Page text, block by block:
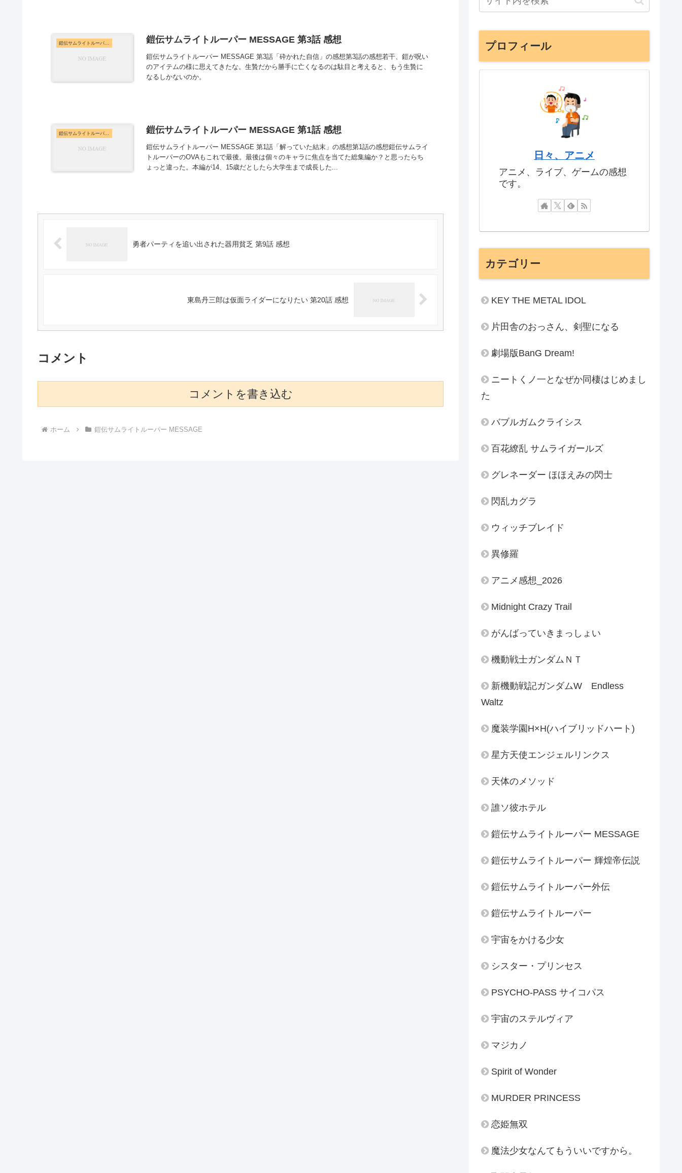
鎧伝サムライトルーパー MESSAGE 鎧伝サムライトルーパー MESSAGE 第3話 感想
鎧伝サムライトルーパー MESSAGE 第3話「砕かれた自信」の感想第3話の感想若干、鎧が呪い
のアイテムの様に思えてきたな。生贄だから勝手に亡くなるのは駄目と考えると、もう生贄に
なるしかないのか。
鎧伝サムライトルーパー MESSAGE 第1話 感想
鎧伝サムライトルーパー MESSAGE 第1話「解っていた結末」の感想第1話の感想鎧伝サムライ
トルーパーのOVAもこれで最後。最後は個々のキャラに焦点を当てた総集編か？と思ったらち
ょっと違った。本編が14、15歳だとしたら大学生まで成長した...
勇者パーティを追い出された器用貧乏 第9話 感想
東島丹三郎は仮面ライダーになりたい 第20話 感想
コメント
コメントを書き込む
ホーム 鎧伝サムライトルーパー MESSAGE
プロフィール
日々、アニメ
アニメ、ライブ、ゲームの感想
です。
カテゴリー
KEY THE METAL IDOL
片田舎のおっさん、剣聖になる
劇場版BanG Dream!
ニートくノ一となぜか同棲はじめまし
た
バブルガムクライシス
百花繚乱 サムライガールズ
グレネーダー ほほえみの閃士
閃乱カグラ
ウィッチブレイド
異修羅
アニメ感想_2026
Midnight Crazy Trail
がんばっていきまっしょい
機動戦士ガンダムＮＴ
新機動戦記ガンダムW Endless
Waltz
魔装学園H×H(ハイブリッドハート)
星方天使エンジェルリンクス
天体のメソッド
誰ソ彼ホテル
鎧伝サムライトルーパー MESSAGE
鎧伝サムライトルーパー 輝煌帝伝説
鎧伝サムライトルーパー外伝
鎧伝サムライトルーパー
宇宙をかける少女
シスター・プリンセス
PSYCHO-PASS サイコパス
宇宙のステルヴィア
マジカノ
Spirit of Wonder
MURDER PRINCESS
恋姫無双
魔法少女なんてもういいですから。